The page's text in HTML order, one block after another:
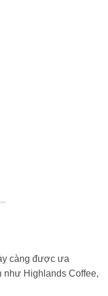
càng được ưa
Highlands Coffee,